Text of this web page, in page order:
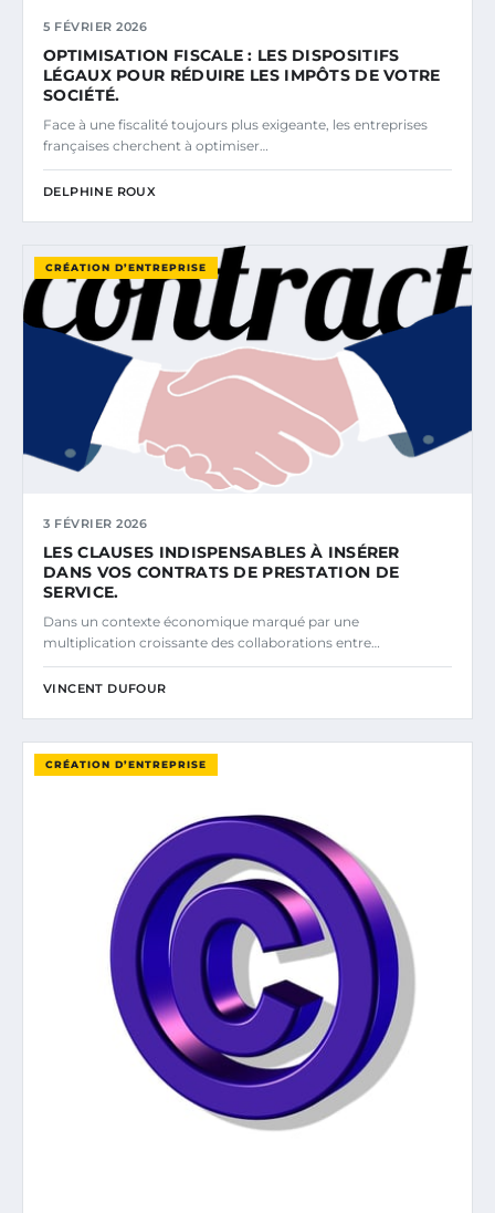
5 FÉVRIER 2026
OPTIMISATION FISCALE : LES DISPOSITIFS
LÉGAUX POUR RÉDUIRE LES IMPÔTS DE VOTRE
SOCIÉTÉ.
Face à une fiscalité toujours plus exigeante, les entreprises
françaises cherchent à optimiser…
DELPHINE ROUX
CRÉATION D’ENTREPRISE
3 FÉVRIER 2026
LES CLAUSES INDISPENSABLES À INSÉRER
DANS VOS CONTRATS DE PRESTATION DE
SERVICE.
Dans un contexte économique marqué par une
multiplication croissante des collaborations entre…
VINCENT DUFOUR
CRÉATION D’ENTREPRISE